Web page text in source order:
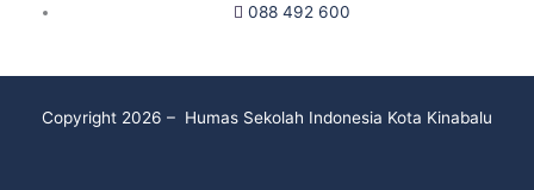
o
o
u
b
e
a
g
r
088 492 600
Copyright 2026 – Humas Sekolah Indonesia Kota Kinabalu